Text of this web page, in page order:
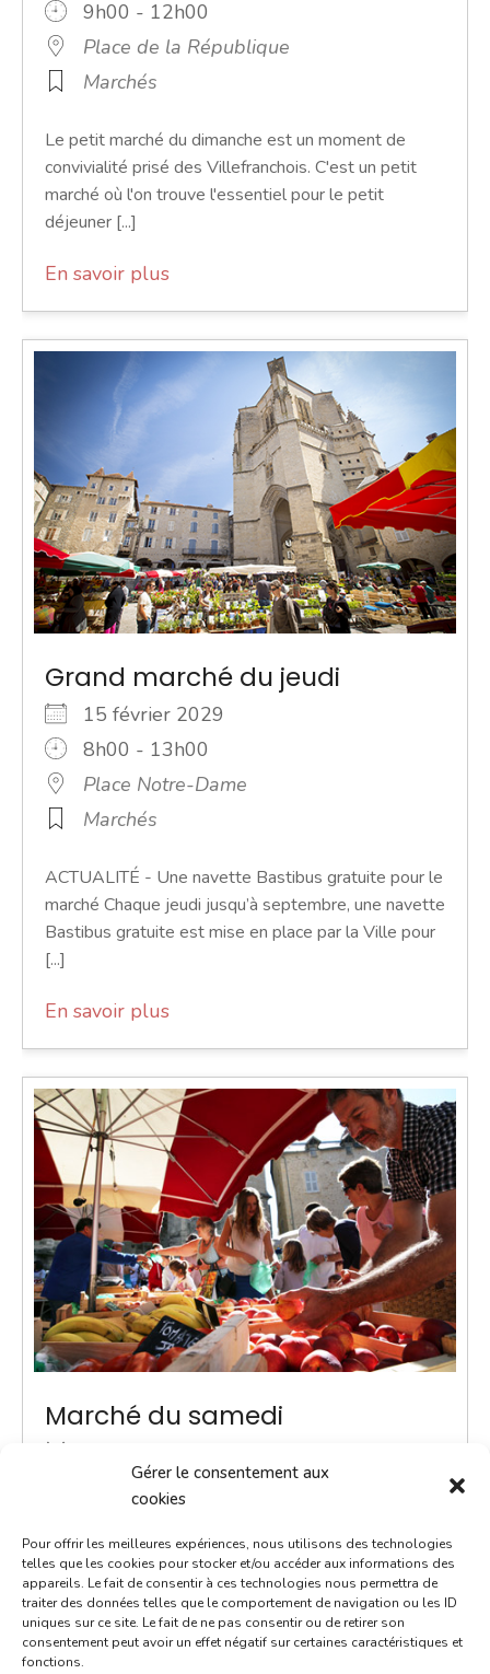
Gérer le consentement aux
cookies
Pour offrir les meilleures expériences, nous utilisons des technologies
telles que les cookies pour stocker et/ou accéder aux informations des
appareils. Le fait de consentir à ces technologies nous permettra de
traiter des données telles que le comportement de navigation ou les ID
uniques sur ce site. Le fait de ne pas consentir ou de retirer son
consentement peut avoir un effet négatif sur certaines caractéristiques et
fonctions.
9h00 - 12h00
Place de la République
Marchés
Le petit marché du dimanche est un moment de
convivialité prisé des Villefranchois. C'est un petit
marché où l'on trouve l'essentiel pour le petit
déjeuner [...]
En savoir plus
Grand marché du jeudi
15 février 2029
8h00 - 13h00
Place Notre-Dame
Marchés
ACTUALITÉ - Une navette Bastibus gratuite pour le
marché Chaque jeudi jusqu’à septembre, une navette
Bastibus gratuite est mise en place par la Ville pour
[...]
En savoir plus
Marché du samedi
9h00 - 12h00
Marchés
Instauré en 2020, le marché du samedi est le
rendez-vous incontournable du week-end. Voilà un